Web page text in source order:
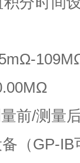
前/测量
（GP-IB